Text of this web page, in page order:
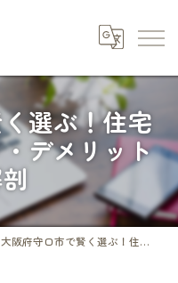
選ぶ！住宅
デメリット
大阪府守口市で賢く選ぶ！住宅ローンのメリット・デメリット徹底解剖